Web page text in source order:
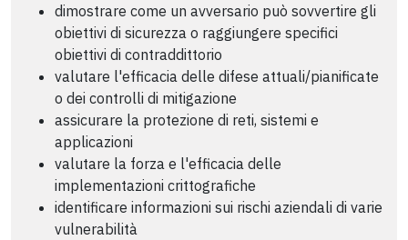
dimostrare come un avversario può sovvertire gli
obiettivi di sicurezza o raggiungere specifici
obiettivi di contraddittorio
valutare l'efficacia delle difese attuali/pianificate
o dei controlli di mitigazione
assicurare la protezione di reti, sistemi e
applicazioni
valutare la forza e l'efficacia delle
implementazioni crittografiche
identificare informazioni sui rischi aziendali di varie
vulnerabilità